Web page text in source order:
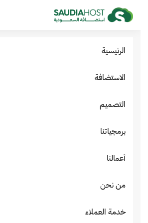
الرئيسية
الاستضافة
التصميم
برمجياتنا
أعمالنا
من نحن
خدمة العملاء